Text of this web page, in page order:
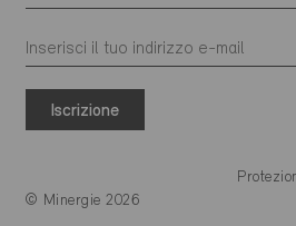
Iscrizione
© Minergie 2026